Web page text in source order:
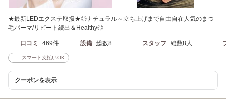
★最新LEDエクステ取扱★◎ナチュラル～立ち上げまで自由自在人気のまつ
毛パーマ/リピート続出＆Healthy◎
口コミ 469件 設備 総数8 スタッフ 総数8人
スマート支払いOK
クーポンを表示